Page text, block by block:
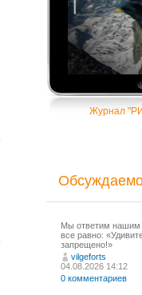
Журнал
Мы ответим нашим
все равно:
запрещено!»
vilgeforts
04.08.2026 14:12
0 комментариев